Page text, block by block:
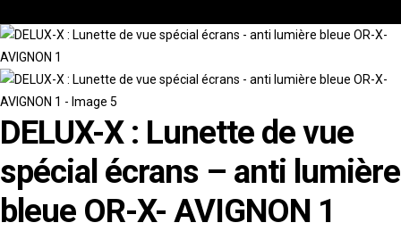
DELUX-X : Lunette de vue
spécial écrans – anti lumière
bleue OR-X- AVIGNON 1